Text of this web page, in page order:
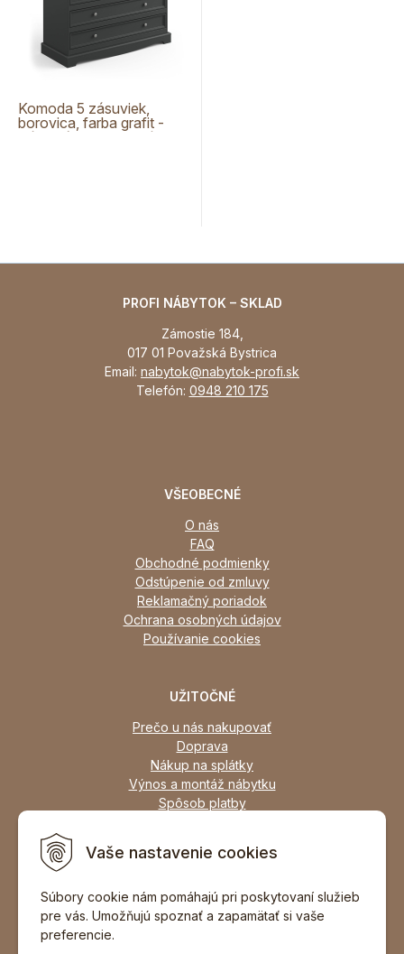
Vaše nastavenie cookies
Súbory cookie nám pomáhajú pri poskytovaní služieb
pre vás. Umožňujú spoznať a zapamätať si vaše
preferencie.
Komoda 5 zásuviek,
borovica, farba grafit -
prírodná borovica, séria
PROFI NÁBYTOK – SKLAD
Zámostie 184,
017 01 Považská Bystrica
Email: nabytok@nabytok-profi.sk
Telefón: 0948 210 175
VŠEOBECNÉ
O nás
FAQ
Obchodné podmienky
Odstúpenie od zmluvy
Reklamačný poriadok
Ochrana osobných údajov
Používanie cookies
UŽITOČNÉ
Prečo u nás nakupovať
Doprava
Nákup na splátky
Výnos a montáž nábytku
Spôsob platby
Zariadime všetky typy interiérov
DOPORUČIŤ ZNÁMEMU